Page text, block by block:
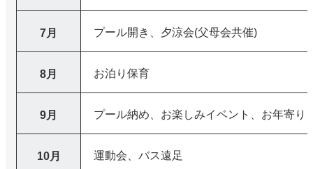
7月 プール開き、夕涼会(父母会共催)
8月 お泊り保育
9月 プール納め、お楽しみイベント、お年寄り
10月 運動会、バス遠足